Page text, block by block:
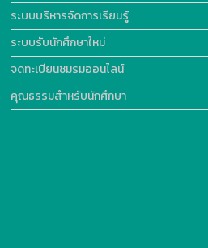
ระบบบริหารจัดการเรียนรู้
ระบบรับนักศึกษาใหม่
จดทะเบียนชมรมออนไลน์
คุณธรรมสำหรับนักศึกษา